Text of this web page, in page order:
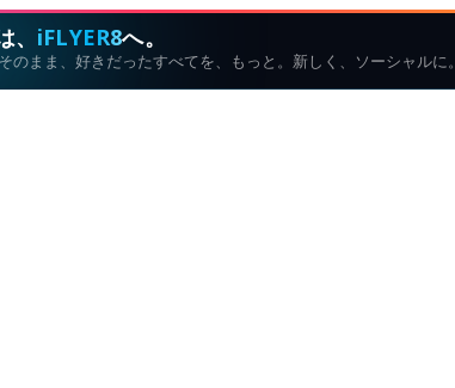
iFLYER8へ。
のまま、好きだったすべてを、もっと。新しく、ソーシャルに。